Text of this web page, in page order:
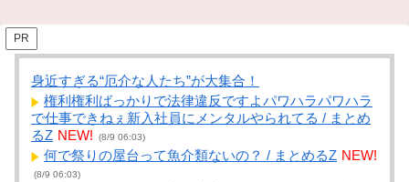
PR
身近すぎる“厄介な人たち”が大集合！
権利権利ばっかりで法律違反ですよパワハラパワハラ
で仕事できねぇ新入社員にメンタルやられてる / まとめ
るZ NEW! (8/9 06:03)
何で祭りの屋台って魚介類ないの？ / まとめるZ NEW!
(8/9 06:03)